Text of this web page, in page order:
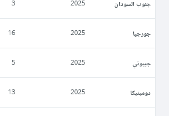
جنوب السودان 2025
3
جورجيا 2025
16
جيبوتي 2025
5
دومينيكا 2025
13